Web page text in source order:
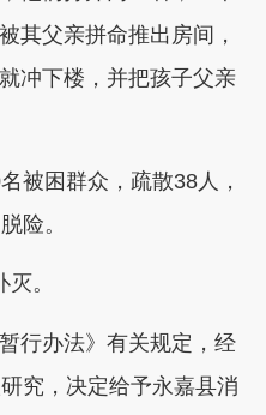
其父亲拼命推出房间，
冲下楼，并把孩子父亲
困群众，疏散38人，
险。
。
办法》有关规定，经
究，决定给予永嘉县消